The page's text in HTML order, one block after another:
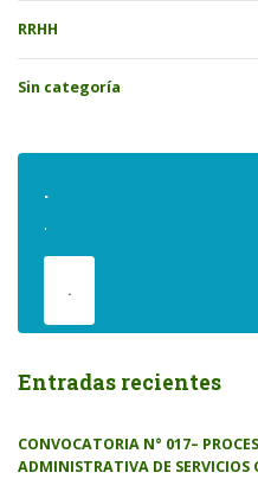
RRHH
Sin categoría
.
.
.
Entradas recientes
CONVOCATORIA N° 017–
ADMINISTRATIVA DE SERVICIOS